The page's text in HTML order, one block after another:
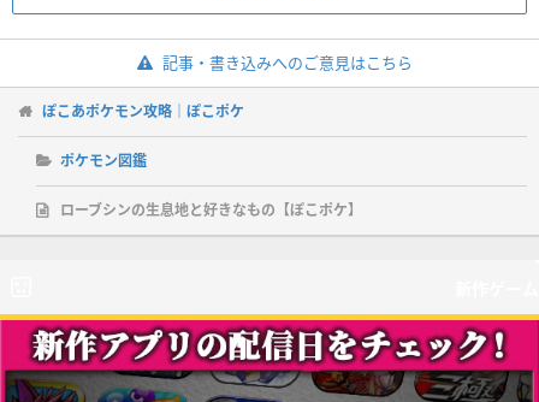
記事・書き込みへのご意見はこちら
ぽこあポケモン攻略｜ぽこポケ
ポケモン図鑑
ローブシンの生息地と好きなもの【ぽこポケ】